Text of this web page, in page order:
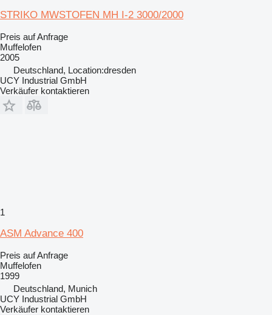
STRIKO MWSTOFEN MH I-2 3000/2000
Preis auf Anfrage
Muffelofen
2005
Deutschland, Location:dresden
UCY Industrial GmbH
Verkäufer kontaktieren
1
ASM Advance 400
Preis auf Anfrage
Muffelofen
1999
Deutschland, Munich
UCY Industrial GmbH
Verkäufer kontaktieren